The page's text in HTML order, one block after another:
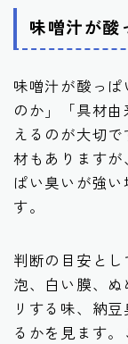
味噌汁が酸
味噌汁が酸っ
のか」「具材
えるのが大切
材もあります
ぱい臭いが強
す。
判断の目安とし
泡、白い膜、
リする味、納
るかを見ます。